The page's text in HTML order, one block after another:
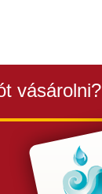
vásárolni?